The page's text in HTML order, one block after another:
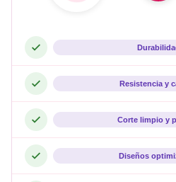
Resistencia y
Corte limpio y
Diseños